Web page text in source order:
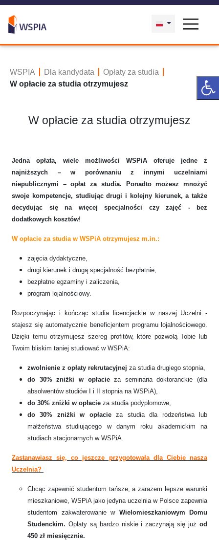
WSPIA Dla kandydata
Opłaty za studia
W opłacie za studia otrzymujesz
W opłacie za studia otrzymujesz
Jedna opłata, wiele możliwości WSPiA oferuje jedne z
najniższych – w porównaniu z innymi uczelniami
niepublicznymi – opłat za studia. Ponadto możesz mnożyć
swoje kompetencje, studiując drugi i kolejny kierunek, a także
decydując się na więcej specjalności czy zajęć -
bez
dodatkowych kosztów!
W opłacie za studia w WSPiA otrzymujesz m.in.:
zajęcia dydaktyczne,
drugi kierunek i drugą specjalność bezpłatnie,
bezpłatne egzaminy i zaliczenia,
program lojalnościowy.
Rozpoczynając i kończąc studia licencjackie w naszej Uczelni -
stajesz się automatycznie beneficjentem programu lojalnościowego.
Dzięki temu otrzymujesz szereg profitów, które pozwolą Tobie lub
Twoim bliskim taniej studiować w WSPiA:
zwolnienie z opłaty rekrutacyjnej za studia drugiego stopnia,
do 30% zniżki w opłacieza seminaria doktoranckie (dla
absolwentów studiów I i II stopnia na WSPiA),
do 30% zniżki w opłacie za studia podyplomowe,
do 30% zniżki w opłacieza studia dla rodzeństwa lub
małżeństwa studiującego w danym roku akademickim na
studiach stacjonarnych w WSPiA.
Zastanawiasz się, co jeszcze przygotowała dla Ciebie nasza
Uczelnia?
Chcąc zapewnić studentom tańsze, a zarazem lepsze warunki
mieszkaniowe, WSPiA jako jedyna uczelnia w Polsce zapewnia
studentom zakwaterowanie w Wielomieszkaniowym Domu
Studenckim. Opłaty są bardzo niskie i zaczynają się jużod
450 zł miesięcznie.